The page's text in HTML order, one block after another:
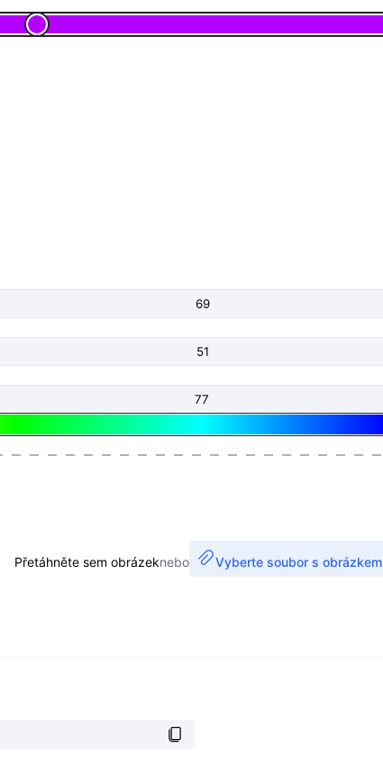
Přetáhněte sem obrázeknebo Vyberte soubor s obrázkem